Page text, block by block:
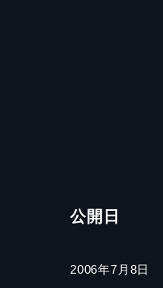
公開日
2006年7月8日